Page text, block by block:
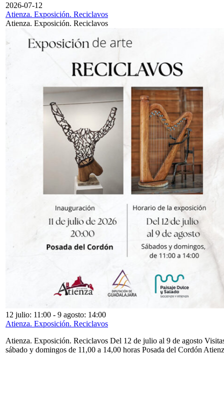
2026-07-12
Atienza. Exposición. Reciclavos
Atienza. Exposición. Reciclavos
12 julio: 11:00 - 9 agosto: 14:00
Atienza. Exposición. Reciclavos
Atienza. Exposición. Reciclavos Del 12 de julio al 9 de agosto
sábado y domingos de 11,00 a 14,00 horas Posada del Cordón